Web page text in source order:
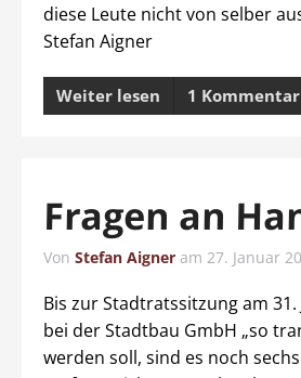
diese Leute nicht von selber
Stefan Aigner
Weiter lesen 1 Kommentar
Fragen an
Von Stefan Aigner am 27. Januar
Bis zur Stadtratssitzung am
bei der Stadtbau GmbH „so
werden soll, sind es noch